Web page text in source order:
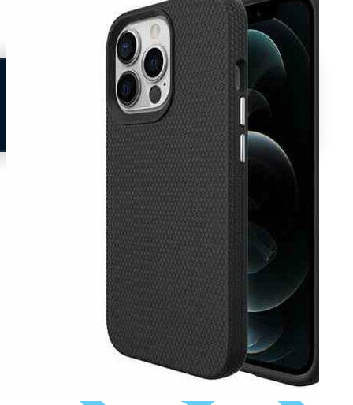
Klantenservice
Neem contact op
Veelgestelde vragen